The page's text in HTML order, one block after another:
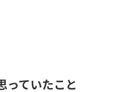
っていたこと